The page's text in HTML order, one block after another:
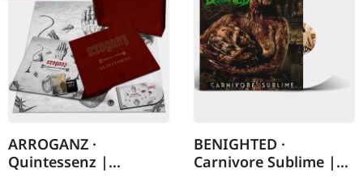
ARROGANZ ·
Quintessenz |
BENIGHTED ·
Carnivore Sublime |